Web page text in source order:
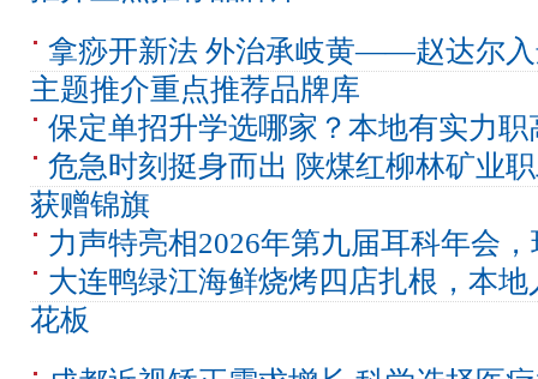
拿痧开新法 外治承岐黄——赵达尔入
主题推介重点推荐品牌库
保定单招升学选哪家？本地有实力职
危急时刻挺身而出 陕煤红柳林矿业
获赠锦旗
力声特亮相2026年第九届耳科年会
大连鸭绿江海鲜烧烤四店扎根，本
花板